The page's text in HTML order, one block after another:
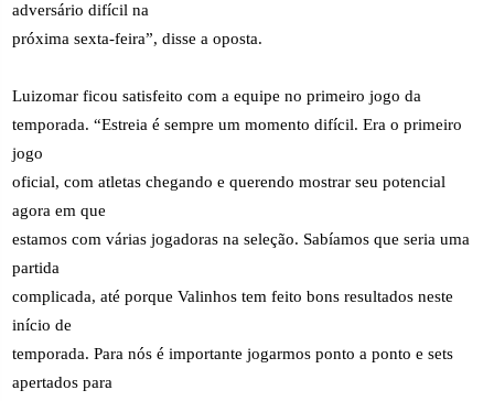
adversário difícil na
próxima sexta-feira”, disse a oposta.
Luizomar ficou satisfeito com a equipe no primeiro jogo da
temporada. “Estreia é sempre um momento difícil. Era o primeiro
jogo
oficial, com atletas chegando e querendo mostrar seu potencial
agora em que
estamos com várias jogadoras na seleção. Sabíamos que seria uma
partida
complicada, até porque Valinhos tem feito bons resultados neste
início de
temporada. Para nós é importante jogarmos ponto a ponto e sets
apertados para